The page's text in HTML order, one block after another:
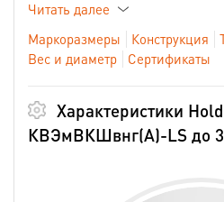
Читать далее
Маркоразмеры
Конструкция
Вес и диаметр
Сертификаты
Характеристики
КВЭмВКШвнг(А)-LS до